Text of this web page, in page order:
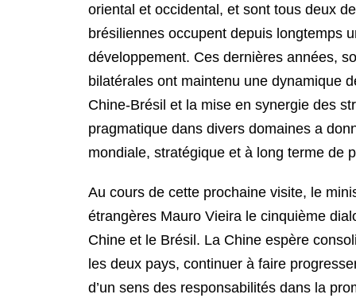
oriental et occidental, et sont tous deux
brésiliennes occupent depuis longtemps
développement. Ces dernières années,
bilatérales ont maintenu une dynamique
Chine-Brésil et la mise en synergie des
pragmatique dans divers domaines a
mondiale, stratégique et à long terme de
Au cours de cette prochaine visite, le
étrangères Mauro Vieira le cinquième
Chine et le Brésil. La Chine espère
les deux pays, continuer à faire
d’un sens des responsabilités dans la